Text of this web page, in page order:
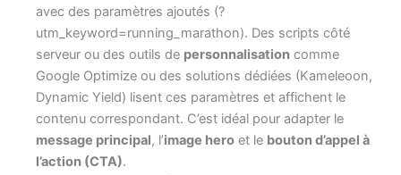
avec des paramètres ajoutés (?
utm_keyword=running_marathon). Des scripts côté
serveur ou des outils de personnalisation comme
Google Optimize ou des solutions dédiées (Kameleoon,
Dynamic Yield) lisent ces paramètres et affichent le
contenu correspondant. C’est idéal pour adapter le
message principal, l’image hero et le bouton d’appel à
l’action (CTA).